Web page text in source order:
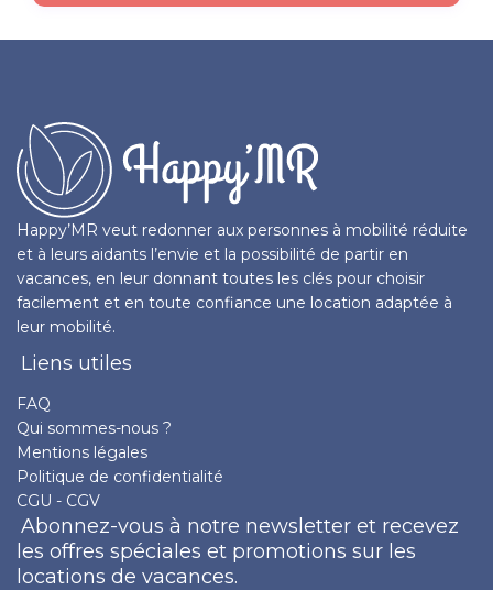
Happy’MR veut redonner aux personnes à mobilité réduite
et à leurs aidants l’envie et la possibilité de partir en
vacances, en leur donnant toutes les clés pour choisir
facilement et en toute confiance une location adaptée à
leur mobilité.
Liens utiles
FAQ
Qui sommes-nous ?
Mentions légales
Politique de confidentialité
CGU - CGV
Abonnez-vous à notre newsletter et recevez
les offres spéciales et promotions sur les
locations de vacances.